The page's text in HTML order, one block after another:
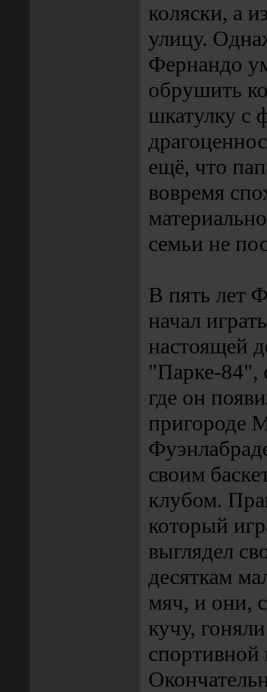
коляски, а
улицу.
Фернандо
обрушить
шкатулку с
ещё, что
вовремя
семьи не
В пять лет
начал
настоящей
"Парке-84",
где он
пригороде
своим
клубом.
который
выглядел
десяткам
мяч, и они,
кучу,